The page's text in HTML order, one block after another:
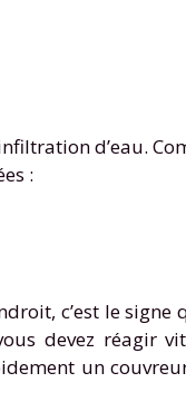
d’eau.
:
c’est le signe
devez réagir
un